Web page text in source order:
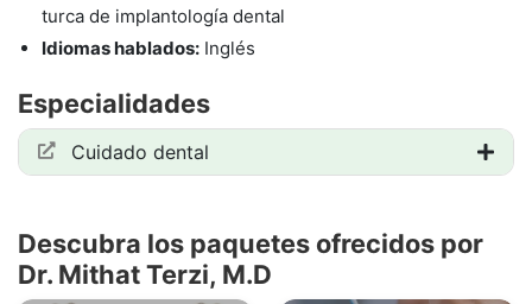
turca de implantología dental
Idiomas hablados: Inglés
Especialidades
Cuidado dental
Descubra los paquetes ofrecidos por
Dr. Mithat Terzi, M.D